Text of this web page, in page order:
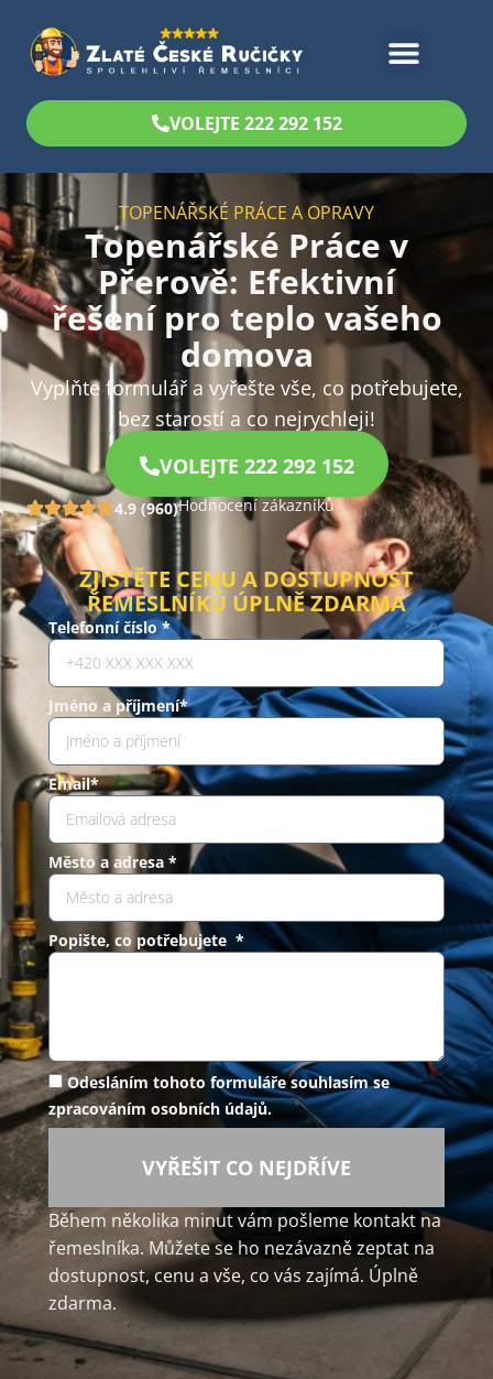
VOLEJTE 222 292 152
TOPENÁŘSKÉ PRÁCE A OPRAVY
Topenářské Práce v
Přerově: Efektivní
řešení pro teplo vašeho
domova
Vyplňte formulář a vyřešte vše, co potřebujete,
bez starostí a co nejrychleji!
VOLEJTE 222 292 152
4.9 (960)Hodnocení zákazníků
ZJISTĚTE CENU A DOSTUPNOST
ŘEMESLNÍKŮ ÚPLNĚ ZDARMA
Telefonní číslo *
Jméno a příjmení*
Email*
Město a adresa *
Popište, co potřebujete *
Odesláním tohoto formuláře souhlasím se
zpracováním osobních údajů.
VYŘEŠIT CO NEJDŘÍVE
Během několika minut vám pošleme kontakt na
řemeslníka. Můžete se ho nezávazně zeptat na
dostupnost, cenu a vše, co vás zajímá. Úplně
zdarma.